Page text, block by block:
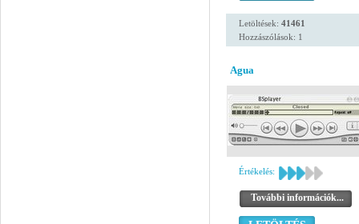
Letöltések: 41461
Hozzászólások: 1
Agua
Értékelés:
További információk...